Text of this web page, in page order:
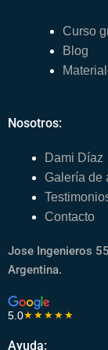
Curso
Blog
Nosotros:
Dami Díaz
Galería de
Contacto
Jose Ingenieros
Argentina.
5.0★★★★★
Ayuda: